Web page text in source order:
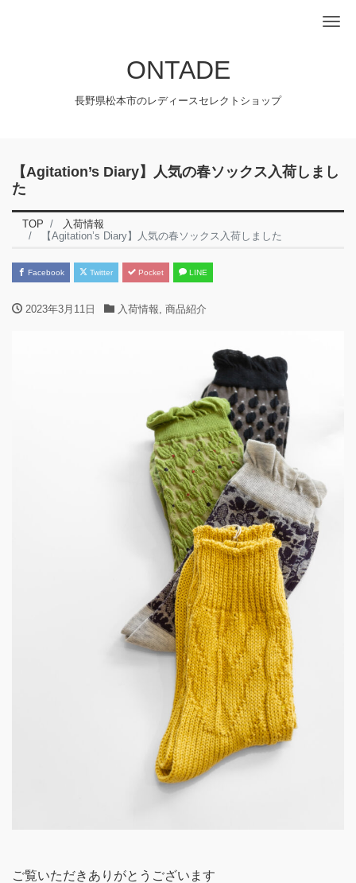
ONTADE
長野県松本市のレディースセレクトショップ
【Agitation’s Diary】人気の春ソックス入荷しまし
た
TOP
入荷情報
【Agitation’s Diary】人気の春ソックス入荷しました
Facebook Twitter Pocket LINE
2023年3月11日 入荷情報, 商品紹介
ご覧いただきありがとうございます